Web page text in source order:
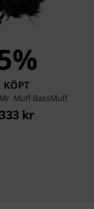
KÖPT
Muff BassMuff
333 kr